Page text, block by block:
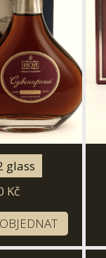
glass
Kč
OBJEDNAT